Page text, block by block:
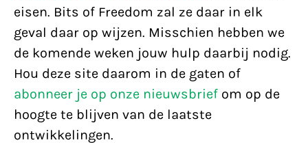
eisen. Bits of Freedom zal ze daar in elk
geval daar op wijzen. Misschien hebben we
de komende weken jouw hulp daarbij nodig.
Hou deze site daarom in de gaten of
abonneer je op onze nieuwsbrief om op de
hoogte te blijven van de laatste
ontwikkelingen.